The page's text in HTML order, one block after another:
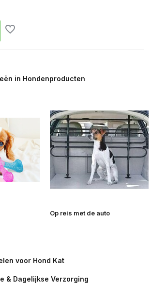
in Hondenproducten
Op reis met de auto
voor Hond Kat
& Dagelijkse Verzorging